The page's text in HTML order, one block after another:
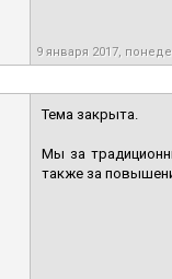
9 января 2017,
Тема закрыта.
Мы за
также за